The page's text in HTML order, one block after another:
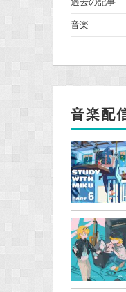
過去の記事
音楽
音楽配